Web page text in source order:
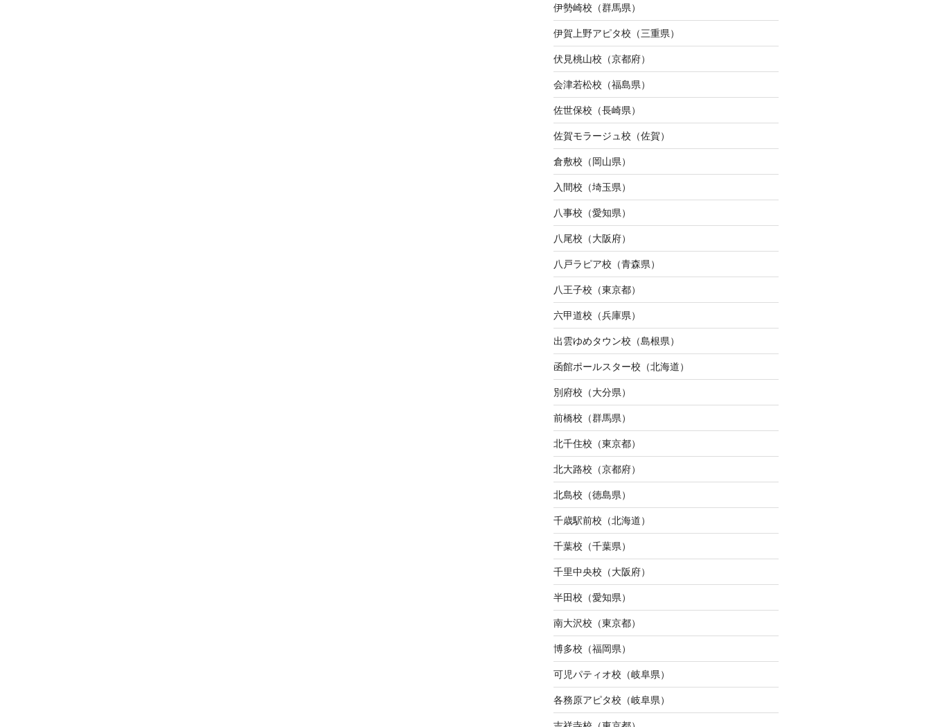
伊勢崎校（群馬県）
伊賀上野アピタ校（三重県）
伏見桃山校（京都府）
会津若松校（福島県）
佐世保校（長崎県）
佐賀モラージュ校（佐賀）
倉敷校（岡山県）
入間校（埼玉県）
八事校（愛知県）
八尾校（大阪府）
八戸ラピア校（青森県）
八王子校（東京都）
六甲道校（兵庫県）
出雲ゆめタウン校（島根県）
函館ポールスター校（北海道）
別府校（大分県）
前橋校（群馬県）
北千住校（東京都）
北大路校（京都府）
北島校（徳島県）
千歳駅前校（北海道）
千葉校（千葉県）
千里中央校（大阪府）
半田校（愛知県）
南大沢校（東京都）
博多校（福岡県）
可児パティオ校（岐阜県）
各務原アピタ校（岐阜県）